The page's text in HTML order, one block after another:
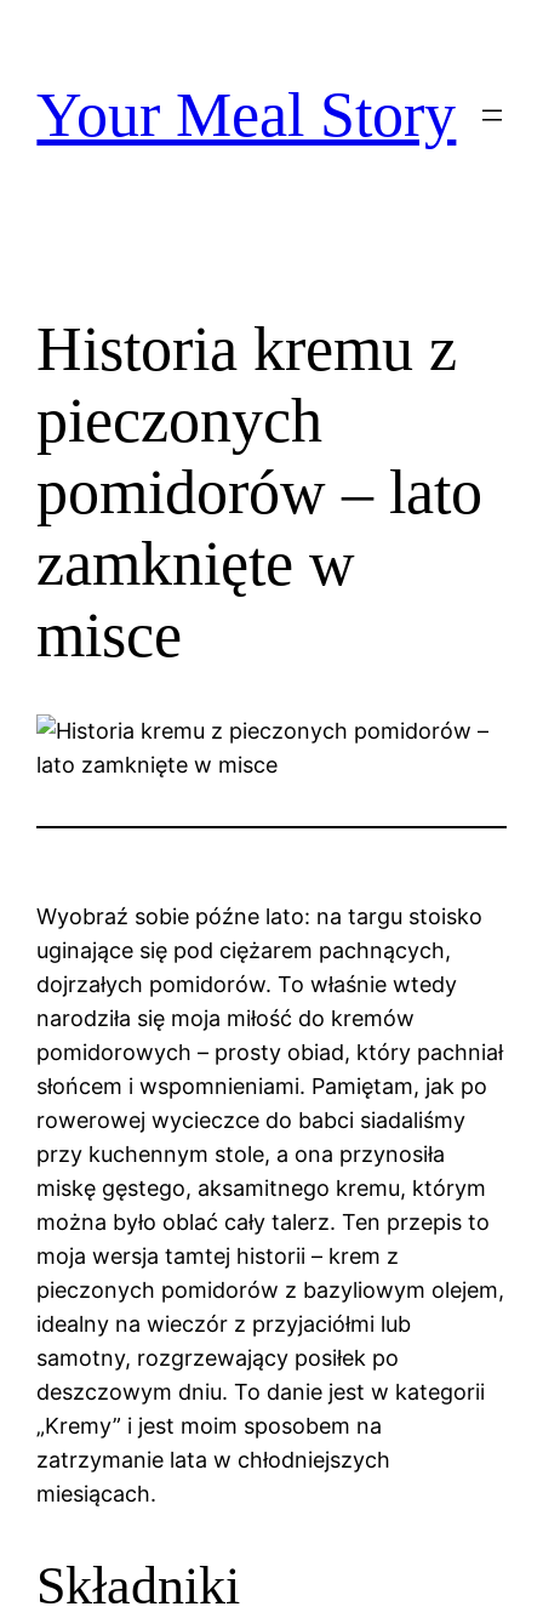
treściYour Meal Story
Historia kremu z
pieczonych
pomidorów – lato
zamknięte w
misce
Wyobraź sobie późne lato: na targu stoisko
uginające się pod ciężarem pachnących,
dojrzałych pomidorów. To właśnie wtedy
narodziła się moja miłość do kremów
pomidorowych – prosty obiad, który pachniał
słońcem i wspomnieniami. Pamiętam, jak po
rowerowej wycieczce do babci siadaliśmy
przy kuchennym stole, a ona przynosiła
miskę gęstego, aksamitnego kremu, którym
można było oblać cały talerz. Ten przepis to
moja wersja tamtej historii – krem z
pieczonych pomidorów z bazyliowym olejem,
idealny na wieczór z przyjaciółmi lub
samotny, rozgrzewający posiłek po
deszczowym dniu. To danie jest w kategorii
„Kremy” i jest moim sposobem na
zatrzymanie lata w chłodniejszych
miesiącach.
Składniki